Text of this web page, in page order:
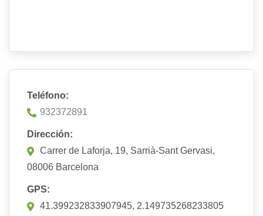
Teléfono:
932372891
Dirección:
Carrer de Laforja, 19, Sarrià-Sant Gervasi,
08006 Barcelona
GPS:
41.399232833907945, 2.149735268233805